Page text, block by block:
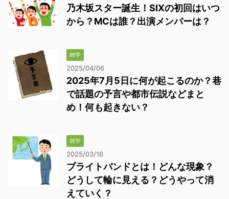
乃木坂スター誕生！SIXの初回はいつ
から？MCは誰？出演メンバーは？
雑学
2025/04/06
2025年7月5日に何が起こるのか？巷
で話題の予言や都市伝説などまと
め！何も起きない？
雑学
2025/03/16
ブライトバンドとは！どんな現象？
どうして輪に見える？どうやって消
えていく？